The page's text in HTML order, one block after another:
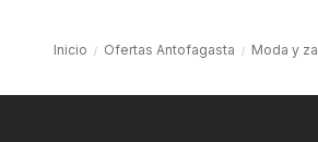
Inicio Ofertas Antofagasta Moda y